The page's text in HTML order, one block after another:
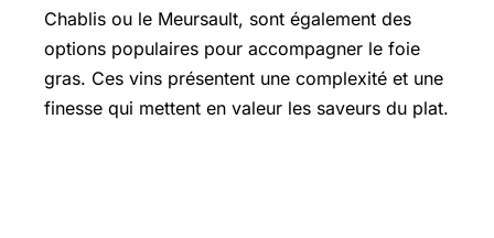
Chablis ou le Meursault, sont également des
options populaires pour accompagner le foie
gras. Ces vins présentent une complexité et une
finesse qui mettent en valeur les saveurs du plat.